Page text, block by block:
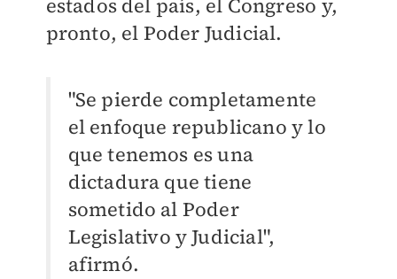
estados del país, el Congreso y,
pronto, el Poder Judicial.
"Se pierde completamente
el enfoque republicano y lo
que tenemos es una
dictadura que tiene
sometido al Poder
Legislativo y Judicial",
afirmó.